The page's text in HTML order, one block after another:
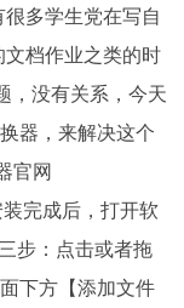
多学生党在写自
档作业之类的时
，没有关系，今天
器，来解决这个
官网
完成后，打开软
步：点击或者拖
下方【添加文件